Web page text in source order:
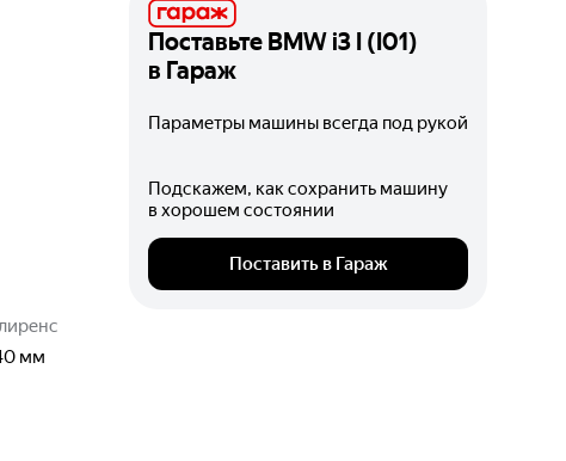
мм
Поставьте BMW i3 I (I01)
в Гараж
Параметры машины всегда под рукой
Подскажем, как сохранить машину
в хорошем состоянии
Поставить в Гараж